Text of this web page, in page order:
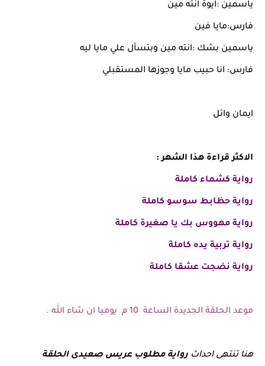
ياسمين :ايوة انته مين
فارس:مايا فين
ياسمين بشك :انته مين وبتسأل علي مايا ليه
فارس: انا حبيب مايا وجوزها المستقبلي
ايمان وائل
الاكثر قراءة هذا الشهر :
رواية كشماء كاملة
رواية حظابط سوسو كاملة
رواية مهووس بك يا صغيرة كاملة
رواية تربية يده كاملة
رواية نضجت عشقا كاملة
موعد الحلقة الجديدة الساعة 10 م يوميا ان شاء الله .
هنا تنتهى احداث روايةمطلوب عريس صعيدى الحلقة